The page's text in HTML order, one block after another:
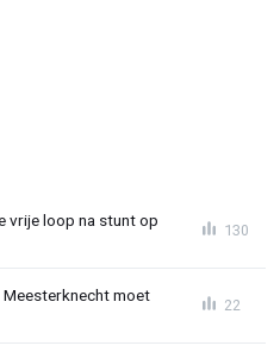
vrije loop na stunt op
130
moet
22